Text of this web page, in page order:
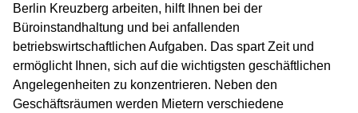
Berlin Kreuzberg arbeiten, hilft Ihnen bei der
Büroinstandhaltung und bei anfallenden
betriebswirtschaftlichen Aufgaben. Das spart Zeit und
ermöglicht Ihnen, sich auf die wichtigsten geschäftlichen
Angelegenheiten zu konzentrieren. Neben den
Geschäftsräumen werden Mietern verschiedene